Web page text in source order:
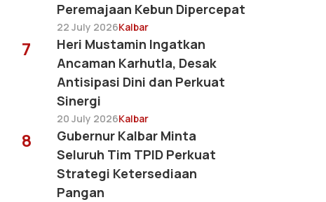
Peremajaan Kebun Dipercepat
22 July 2026Kalbar
7
Heri Mustamin Ingatkan
Ancaman Karhutla, Desak
Antisipasi Dini dan Perkuat
Sinergi
20 July 2026Kalbar
8
Gubernur Kalbar Minta
Seluruh Tim TPID Perkuat
Strategi Ketersediaan
Pangan